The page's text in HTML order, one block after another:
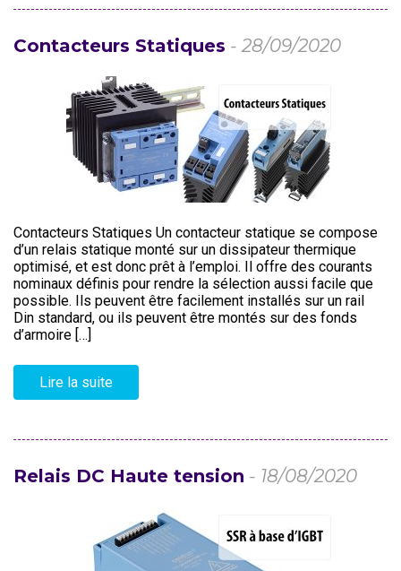
Contacteurs Statiques - 28/09/2020
Contacteurs Statiques Un contacteur statique se compose
d’un relais statique monté sur un dissipateur thermique
optimisé, et est donc prêt à l’emploi. Il offre des courants
nominaux définis pour rendre la sélection aussi facile que
possible. Ils peuvent être facilement installés sur un rail
Din standard, ou ils peuvent être montés sur des fonds
d’armoire […]
Lire la suite
Relais DC Haute tension - 18/08/2020